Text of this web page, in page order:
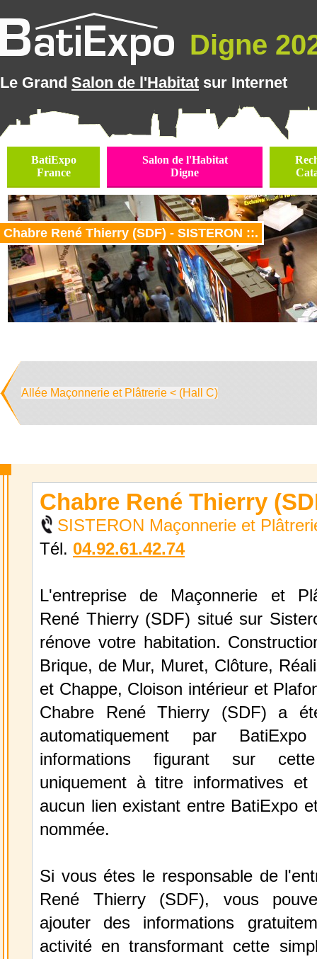
Digne
Le Grand Salon de l'Habitat sur Internet
BatiExpo
France
Salon de l'Habitat
Digne
Chabre René Thierry (SDF) - SISTERON ::.
Allée Maçonnerie et Plâtrerie < (Hall C)
Chabre René Thierry
SISTERON Maçonnerie et
Tél. 04.92.61.42.74
L'entreprise de Maçonnerie et
René Thierry (SDF) situé sur
rénove votre habitation.
Brique, de Mur, Muret, Clôture,
et Chappe, Cloison intérieur et
Chabre René Thierry (SDF) a
automatiquement par
informations figurant sur
uniquement à titre informatives et
aucun lien existant entre BatiExpo
nommée.
Si vous étes le responsable de
René Thierry (SDF), vous
ajouter des informations
activité en transformant cette